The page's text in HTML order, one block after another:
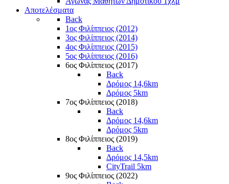
Αποτελέσματα
Back
1ος Φιλίππειος (2012)
3ος Φιλίππειος (2014)
4ος Φιλίππειος (2015)
5ος Φιλίππειος (2016)
6ος Φιλίππειος (2017)
Back
Δρόμος 14,6km
Δρόμος 5km
7ος Φιλίππειος (2018)
Back
Δρόμος 14,6km
Δρόμος 5km
8ος Φιλίππειος (2019)
Back
Δρόμος 14,5km
CityTrail 5km
9ος Φιλίππειος (2022)